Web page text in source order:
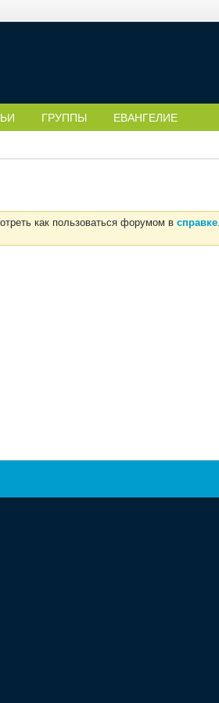
ГРУППЫ ЕВАНГЕЛИЕ
как пользоваться форумом в справке